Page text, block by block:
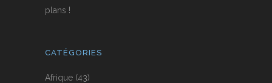
plans !
CATÉGORIES
Afrique (43)